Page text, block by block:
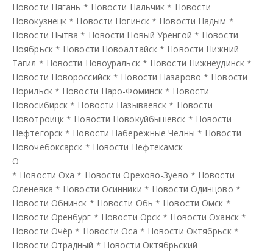
Новости Нягань * Новости Нальчик * Новости
Новокузнецк * Новости Ногинск* Новости Надым *
Новости Нытва * Новости Новый Уренгой * Новости
Ноябрьск* Новости Новоалтайск * Новости Нижний
Тагил * Новости Новоуральск* Новости Нижнеудинск*
Новости Новороссийск * Новости Назарово * Новости
Норильск* Новости Наро-Фоминск * Новости
Новосибирск * Новости Называевск * Новости
Новотроицк * Новости Новокуйбышевск * Новости
Нефтегорск * Новости Набережные Челны * Новости
Новочебоксарск * Новости Нефтекамск
О
* Новости Оха * Новости Орехово-Зуево * Новости
Оленевка * Новости Осинники * Новости Одинцово *
Новости Обнинск * Новости Обь * Новости Омск *
Новости Оренбург * Новости Орск * Новости Оханск*
Новости Очёр * Новости Оса * Новости Октябрьск*
Новости Отрадный * Новости Октябрьский